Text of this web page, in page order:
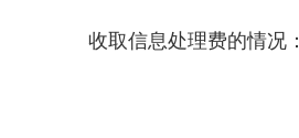
收取信息处理费的情况